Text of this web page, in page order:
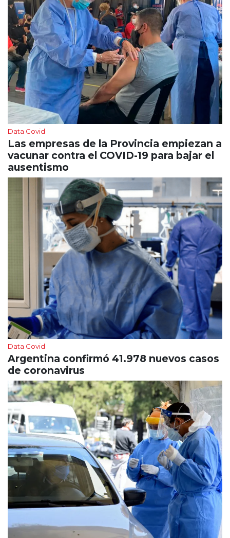
Data Covid
Las empresas de la Provincia empiezan a
vacunar contra el COVID-19 para bajar el
ausentismo
Data Covid
Argentina confirmó 41.978 nuevos casos
de coronavirus